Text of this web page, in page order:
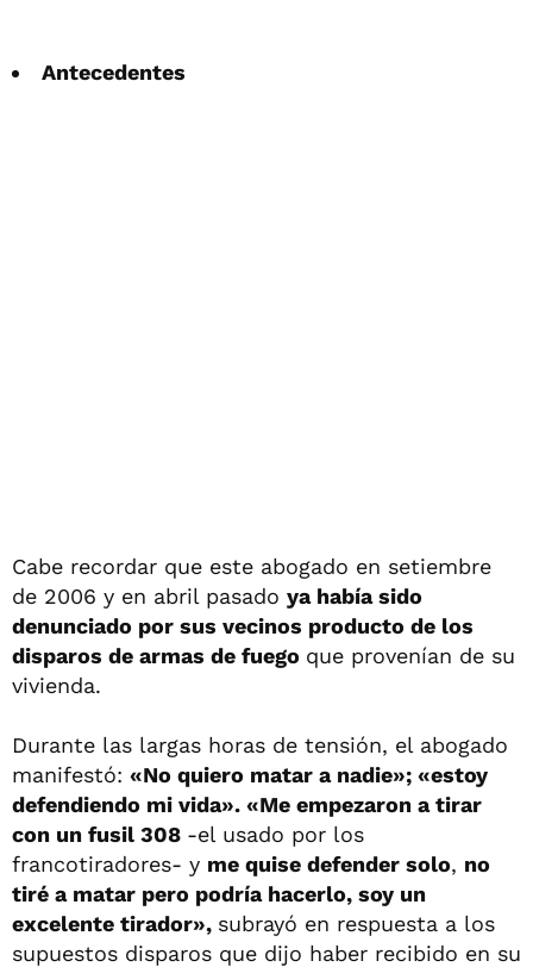
Antecedentes
Cabe recordar que este abogado en setiembre
de 2006 y en abril pasado ya había sido
denunciado por sus vecinos producto de los
disparos de armas de fuego que provenían de su
vivienda.
Durante las largas horas de tensión, el abogado
manifestó: «No quiero matar a nadie»; «estoy
defendiendo mi vida». «Me empezaron a tirar
con un fusil 308 -el usado por los
francotiradores- y me quise defender solo, no
tiré a matar pero podría hacerlo, soy un
excelente tirador», subrayó en respuesta a los
supuestos disparos que dijo haber recibido en su